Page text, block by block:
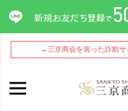
→三京商会を装った詐欺